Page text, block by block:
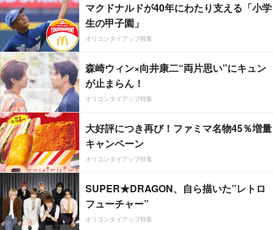
マクドナルドが40年にわたり支える「小学
生の甲子園」
オリコンタイアップ特集
森崎ウィン×向井康二“両片思い”にキュン
が止まらん！
オリコンタイアップ特集
大好評につき再び！ファミマ名物45％増量
キャンペーン
オリコンタイアップ特集
SUPER★DRAGON、自ら描いた”レトロ
フューチャー”
オリコンタイアップ特集